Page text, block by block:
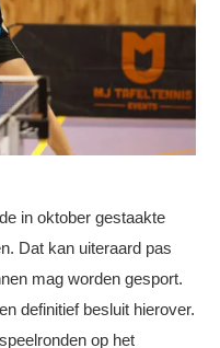
in oktober gestaakte
Dat kan uiteraard pas
mag worden gesport.
definitief besluit hierover.
op het